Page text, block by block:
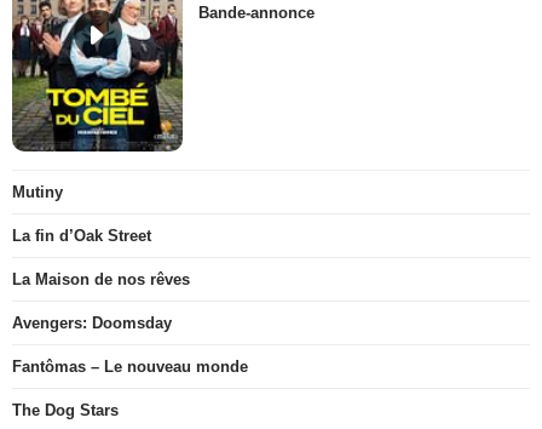
Bande-annonce
Mutiny
La fin d’Oak Street
La Maison de nos rêves
Avengers: Doomsday
Fantômas – Le nouveau monde
The Dog Stars